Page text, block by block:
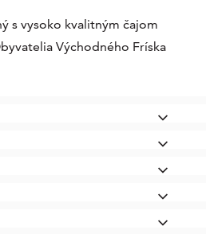
s vysoko kvalitným čajom
Východného Fríska